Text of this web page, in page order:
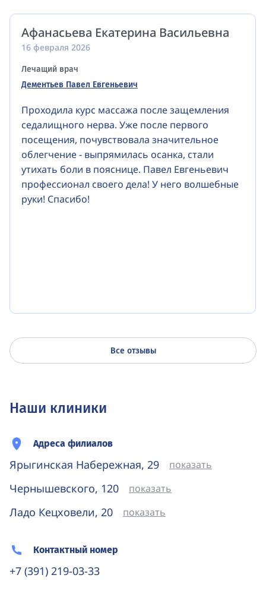
Афанасьева Екатерина Васильевна
16 февраля 2026
Лечащий врач
Дементьев Павел Евгеньевич
Проходила курс массажа после защемления
седалищного нерва. Уже после первого
посещения, почувствовала значительное
облегчение - выпрямилась осанка, стали
утихать боли в пояснице. Павел Евгеньевич
профессионал своего дела! У него волшебные
руки! Спасибо!
Все отзывы
Наши клиники
Адреса филиалов
Ярыгинская Набережная, 29 показать
Чернышевского, 120 показать
Ладо Кецховели, 20 показать
Контактный номер
+7 (391) 219-03-33